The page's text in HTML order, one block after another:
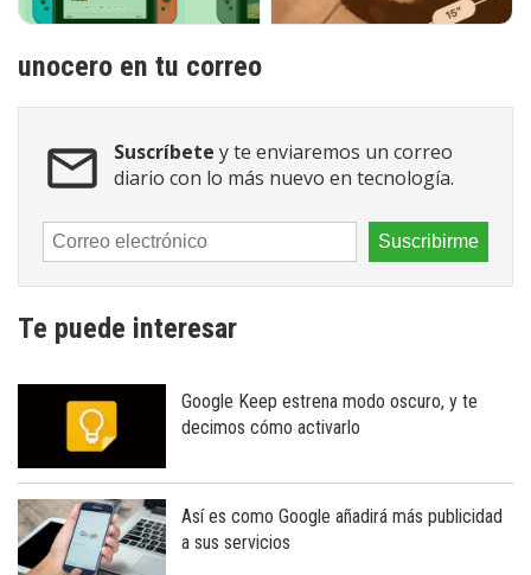
unocero en tu correo
Suscríbete y te enviaremos un correo
diario con lo más nuevo en tecnología.
Te puede interesar
Google Keep estrena modo oscuro, y te
decimos cómo activarlo
Así es como Google añadirá más publicidad
a sus servicios